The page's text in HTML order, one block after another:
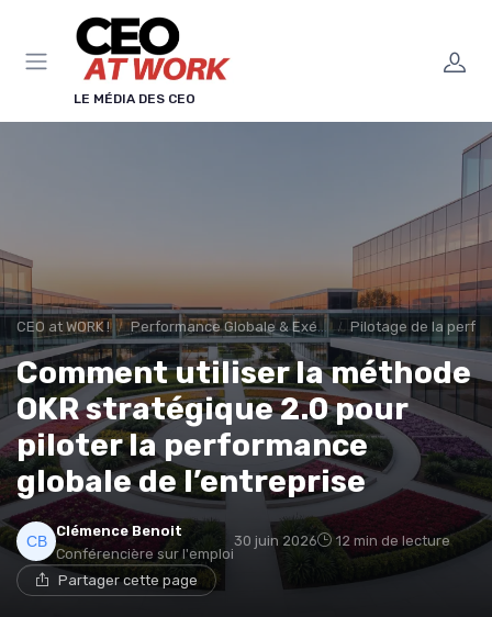
LE MÉDIA DES CEO
CEO at WORK ! Performance Globale & Exécution Pilotage de la
Comment utiliser la méthode
OKR stratégique 2.0 pour
piloter la performance
globale de l’entreprise
Clémence Benoit
Conférencière sur l'emploi
30 juin 2026 12 min de lecture
Partager cette page
Panneau de gestion des cookies